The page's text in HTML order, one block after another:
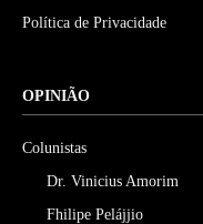
Política de Privacidade
OPINIÃO
Colunistas
Dr. Vinicius Amorim
Fhilipe Pelájjio